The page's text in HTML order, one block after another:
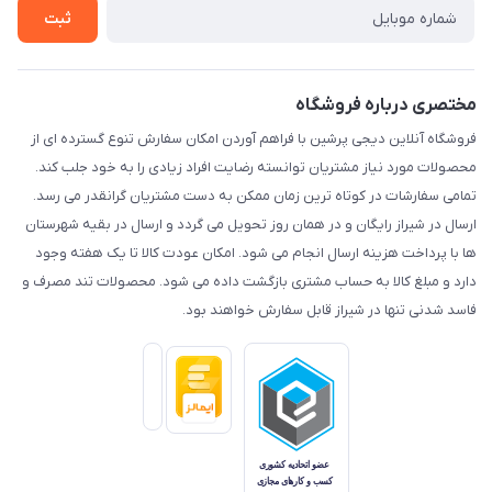
ثبت
مختصری درباره فروشگاه
فروشگاه آنلاین دیجی پرشین با فراهم آوردن امکان سفارش تنوع گسترده ای از
محصولات مورد نیاز مشتریان توانسته رضایت افراد زیادی را به خود جلب کند.
تمامی سفارشات در کوتاه ترین زمان ممکن به دست مشتریان گرانقدر می رسد.
ارسال در شیراز رایگان و در همان روز تحویل می گردد و ارسال در بقیه شهرستان
ها با پرداخت هزینه ارسال انجام می شود. امکان عودت کالا تا یک هفته وجود
دارد و مبلغ کالا به حساب مشتری بازگشت داده می شود. محصولات تند مصرف و
فاسد شدنی تنها در شیراز قابل سفارش خواهند بود.